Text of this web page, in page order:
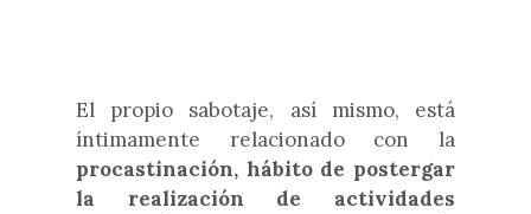
El propio sabotaje, así mismo, está
íntimamente relacionado con la
procastinación, hábito de postergar
la realización de actividades